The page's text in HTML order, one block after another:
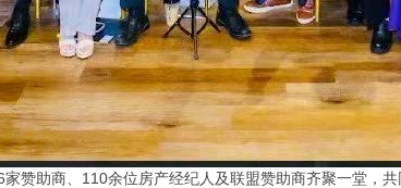
赞助商、110余位房产经纪人及联盟赞助商齐聚一堂，共